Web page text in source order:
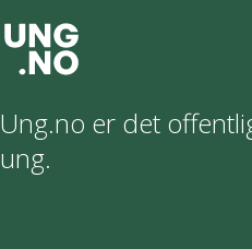
Ung.no er det
ung.